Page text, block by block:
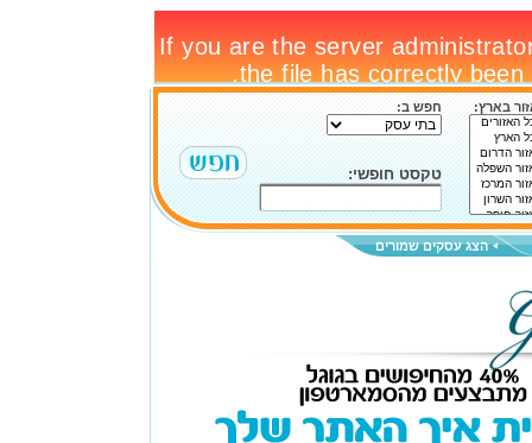
בארץ: חפש ב:
טקסט חופשי:
הצג עסקים שמורים